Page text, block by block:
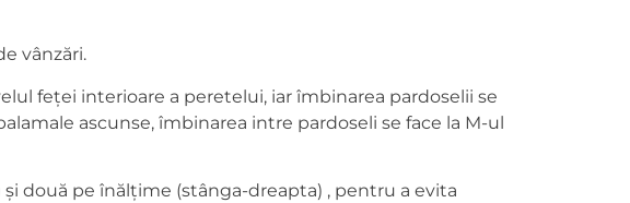
vânzări.
feței interioare a peretelui, iar îmbinarea pardoselii se
ascunse, îmbinarea intre pardoseli se face la M-ul
două pe înălțime (stânga-dreapta) , pentru a evita